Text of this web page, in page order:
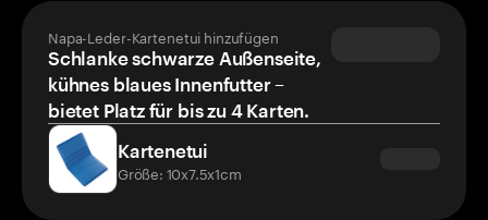
Napa-Leder-Kartenetui hinzufügen
Schlanke schwarze Außenseite,
kühnes blaues Innenfutter –
bietet Platz für bis zu 4 Karten.
Kartenetui
Größe: 10x7.5x1cm